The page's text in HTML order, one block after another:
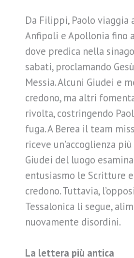
Da Filippi, Paolo viaggia
Anfipoli e Apollonia fino
dove predica nella
sabati, proclamando
Messia. Alcuni Giudei e
credono, ma altri
rivolta, costringendo
fuga. A Berea il team
riceve un’accoglienza più
Giudei del luogo
entusiasmo le Scritture
credono. Tuttavia,
Tessalonica li segue,
nuovamente disordini.
La lettera più antica